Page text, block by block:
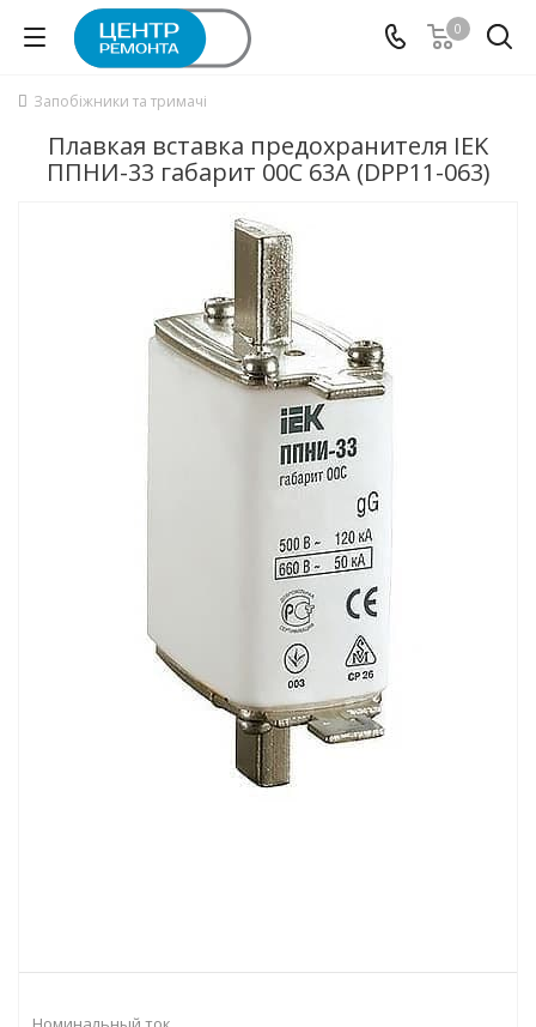
0
Запобіжники та тримачі
Плавкая вставка предохранителя IEK
ППНИ-33 габарит 00C 63А (DPP11-063)